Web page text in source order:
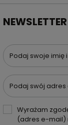
NEWSLETTER
Podaj swoje imię
Podaj swój
Wyrażam
(adres e-mail)